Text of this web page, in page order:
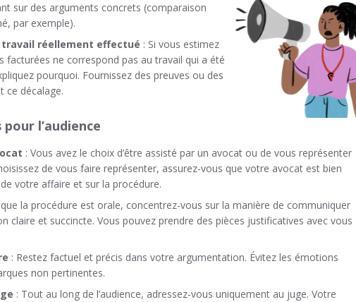
sur des arguments concrets (comparaison
par exemple).
travail réellement effectué : Si vous estimez
facturées ne correspond pas au travail qui a été
pourquoi. Fournissez des preuves ou des
ce décalage.
l’audience
: Vous avez le choix d’être assisté par un avocat ou de vous représenter
de vous faire représenter, assurez-vous que votre avocat est bien
votre affaire et sur la procédure.
la procédure est orale, concentrez-vous sur la manière de communiquer
claire et succincte. Vous pouvez prendre des pièces justificatives avec vous
: Restez factuel et précis dans votre argumentation. Évitez les émotions
non pertinentes.
: Tout au long de l’audience, adressez-vous uniquement au juge. Votre